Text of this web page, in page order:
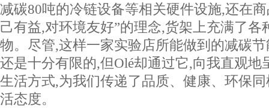
减碳80吨的冷链设备等相关硬件设施,还在
己有益,对环境友好”的理念,货架上充满了各
物。尽管,这样一家实验店所能做到的减碳
还是十分有限的,但Olé却通过它,向我直观地
生活方式,为我们传递了品质、健康、环保
活态度。